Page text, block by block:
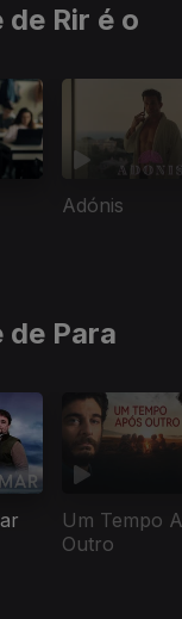
Rir é o
Adónis
Para
Um Tempo
Outro